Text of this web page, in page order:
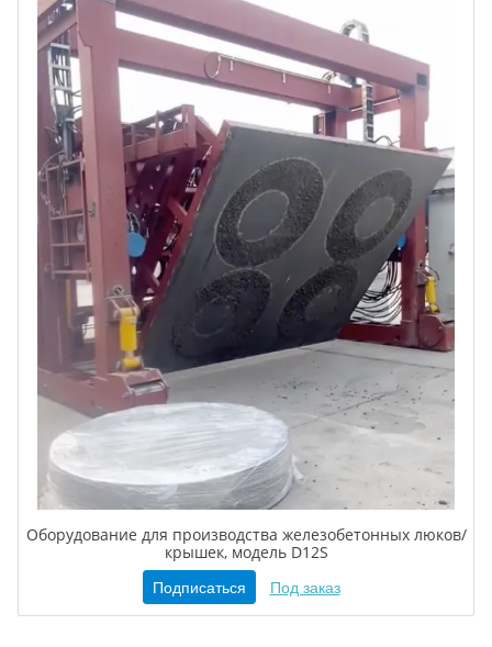
Оборудование для производства железобетонных люков/
крышек, модель D12S
Подписаться Под заказ